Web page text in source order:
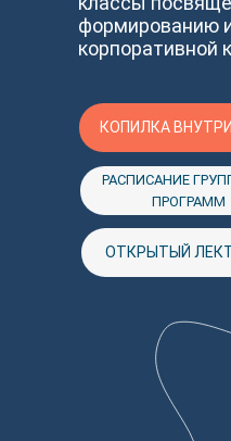
формированию
корпоративной
КОПИЛКА
РАСПИСАНИЕ
ПРОГРАММ
ОТКРЫТЫЙ